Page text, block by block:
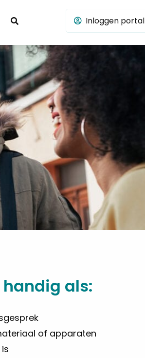
Open Inloggen portal
als:
of apparaten